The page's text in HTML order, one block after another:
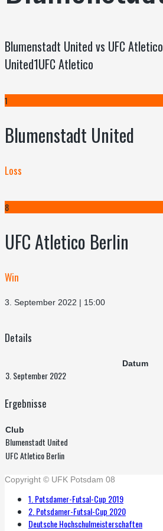
Blumenstadt United vs UFC
United1UFC Atletico
1
Blumenstadt United
Loss
8
UFC Atletico Berlin
Win
3. September 2022 | 15:00
Details
Datum
3. September 2022
Ergebnisse
Club
Blumenstadt United
UFC Atletico Berlin
Copyright © UFK Potsdam 08
1. Potsdamer-Futsal-Cup 2019
2. Potsdamer-Futsal-Cup 2020
Deutsche Hochschulmeisterschaften